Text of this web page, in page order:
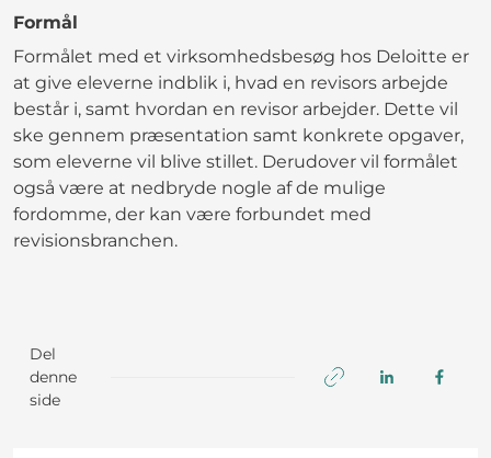
Formål
Formålet med et virksomhedsbesøg hos Deloitte er
at give eleverne indblik i, hvad en revisors arbejde
består i, samt hvordan en revisor arbejder. Dette vil
ske gennem præsentation samt konkrete opgaver,
som eleverne vil blive stillet. Derudover vil formålet
også være at nedbryde nogle af de mulige
fordomme, der kan være forbundet med
revisionsbranchen.
Del
denne
side